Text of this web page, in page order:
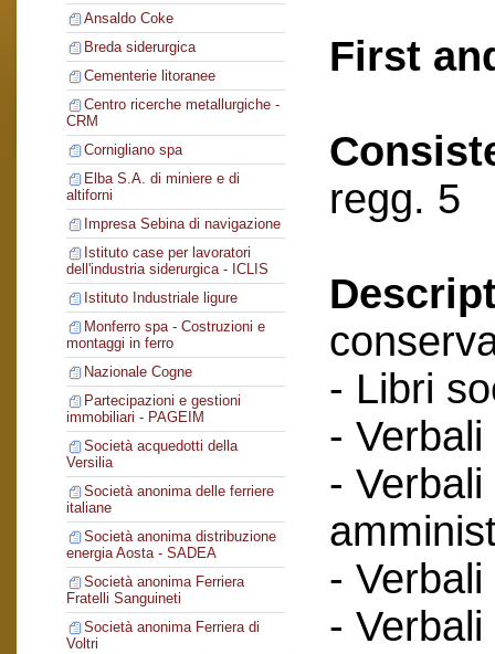
Ansaldo Coke
Breda siderurgica
Cementerie litoranee
Centro ricerche metallurgiche -
CRM
Cornigliano spa
Elba S.A. di miniere e di
altiforni
Impresa Sebina di navigazione
Istituto case per lavoratori
dell'industria siderurgica - ICLIS
Istituto Industriale ligure
Monferro spa - Costruzioni e
montaggi in ferro
Nazionale Cogne
Partecipazioni e gestioni
immobiliari - PAGEIM
Società acquedotti della
Versilia
Società anonima delle ferriere
italiane
Società anonima distribuzione
energia Aosta - SADEA
Società anonima Ferriera
Fratelli Sanguineti
Società anonima Ferriera di
Voltri
First
regg. 5
- Libri
-
-
-
-